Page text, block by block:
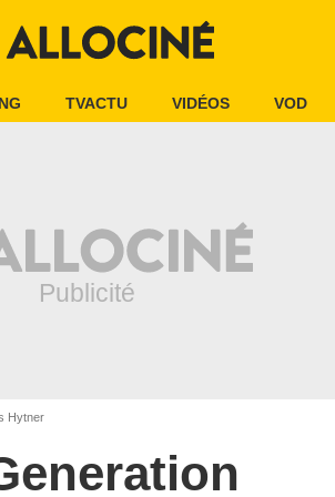
TVACTU VIDÉOS VOD
Hytner